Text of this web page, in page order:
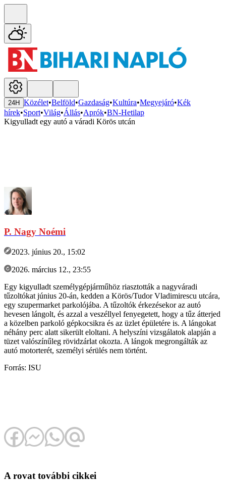
24H Közélet•Belföld•Gazdaság•Kultúra•Megyejáró•Kék
hírek•Sport•Világ•Állás•Aprók•BN-Hetilap
Kigyulladt egy autó a váradi Körös utcán
P. Nagy Noémi
2023. június 20., 15:02
2026. március 12., 23:55
Egy kigyulladt személygépjárműhöz riasztották a nagyváradi
tűzoltókat június 20-án, kedden a Körös/Tudor Vladimirescu utcára,
egy szupermarket parkolójába. A tűzoltók érkezésekor az autó
hevesen lángolt, és azzal a veszéllyel fenyegetett, hogy a tűz átterjed
a közelben parkoló gépkocsikra és az üzlet épületére is. A lángokat
néhány perc alatt sikerült eloltani. A helyszíni vizsgálatok alapján a
tüzet valószínűleg rövidzárlat okozta. A lángok megrongálták az
autó motorterét, személyi sérülés nem történt.
Forrás: ISU
A rovat további cikkei